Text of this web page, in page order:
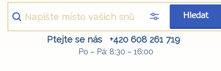
Hledat
Ptejte se nás +420 608 261 719
Po – Pá: 8:30 – 16:00